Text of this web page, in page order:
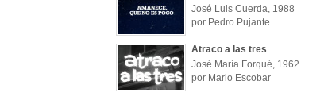
José Luis Cuerda, 1988
por Pedro Pujante
Atraco a las tres
José María Forqué, 1962
por Mario Escobar